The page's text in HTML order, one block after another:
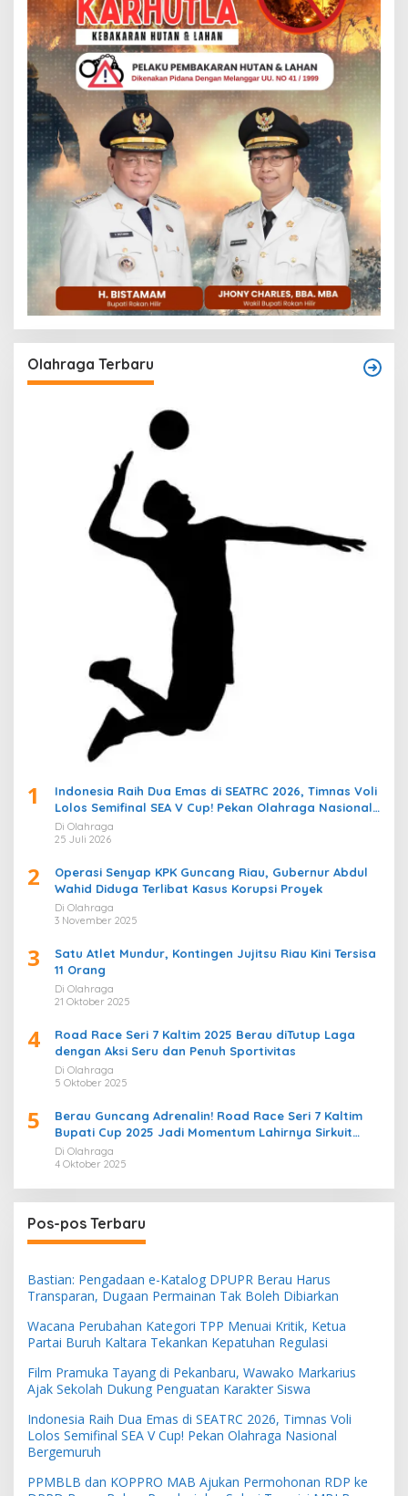
Olahraga Terbaru
1
Indonesia Raih Dua Emas di SEATRC 2026, Timnas Voli
Lolos Semifinal SEA V Cup! Pekan Olahraga Nasional
Bergemuruh
Di Olahraga
25 Juli 2026
2
Operasi Senyap KPK Guncang Riau, Gubernur Abdul
Wahid Diduga Terlibat Kasus Korupsi Proyek
Di Olahraga
3 November 2025
3
Satu Atlet Mundur, Kontingen Jujitsu Riau Kini Tersisa
11 Orang
Di Olahraga
21 Oktober 2025
4
Road Race Seri 7 Kaltim 2025 Berau diTutup Laga
dengan Aksi Seru dan Penuh Sportivitas
Di Olahraga
5 Oktober 2025
5
Berau Guncang Adrenalin! Road Race Seri 7 Kaltim
Bupati Cup 2025 Jadi Momentum Lahirnya Sirkuit
Permanen 2026
Di Olahraga
4 Oktober 2025
Pos-pos Terbaru
Bastian: Pengadaan e-Katalog DPUPR Berau Harus
Transparan, Dugaan Permainan Tak Boleh Dibiarkan
Wacana Perubahan Kategori TPP Menuai Kritik, Ketua
Partai Buruh Kaltara Tekankan Kepatuhan Regulasi
Film Pramuka Tayang di Pekanbaru, Wawako Markarius
Ajak Sekolah Dukung Penguatan Karakter Siswa
Indonesia Raih Dua Emas di SEATRC 2026, Timnas Voli
Lolos Semifinal SEA V Cup! Pekan Olahraga Nasional
Bergemuruh
PPMBLB dan KOPPRO MAB Ajukan Permohonan RDP ke